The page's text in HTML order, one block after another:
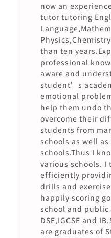
now an
tutor tutoring
than ten
professional
aware and
student’s
emotional
help them undo
overcome their
students from
schools as well
schools.Thus I
various schools. I
efficiently
drills and
happily scoring
school and public
DSE,IGCSE and
are graduates of